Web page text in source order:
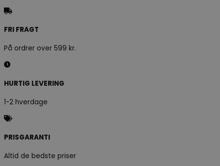
FRI FRAGT
På ordrer over 599 kr.
HURTIG LEVERING
1-2 hverdage
PRISGARANTI
Altid de bedste priser